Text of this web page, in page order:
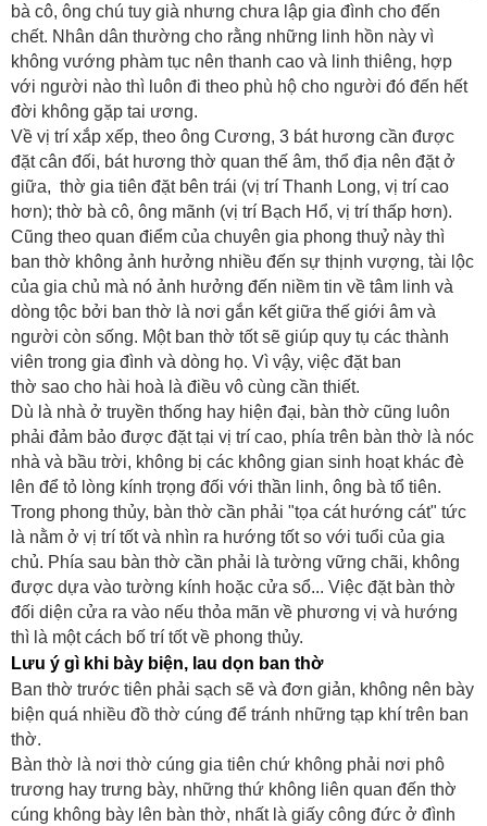
bà cô, ông chú tuy già nhưng chưa lập gia đình cho đến
chết. Nhân dân thường cho rằng những linh hồn này vì
không vướng phàm tục nên thanh cao và linh thiêng, hợp
với người nào thì luôn đi theo phù hộ cho người đó đến hết
đời không gặp tai ương.
Về vị trí xắp xếp, theo ông Cương, 3 bát hương cần được
đặt cân đối, bát hương thờ quan thế âm, thổ địa nên đặt ở
giữa, thờ gia tiên đặt bên trái (vị trí Thanh Long, vị trí cao
hơn); thờ bà cô, ông mãnh (vị trí Bạch Hổ, vị trí thấp hơn).
Cũng theo quan điểm của chuyên gia phong thuỷ này thì
ban thờ không ảnh hưởng nhiều đến sự thịnh vượng, tài lộc
của gia chủ mà nó ảnh hưởng đến niềm tin về tâm linh và
dòng tộc bởi ban thờ là nơi gắn kết giữa thế giới âm và
người còn sống. Một ban thờ tốt sẽ giúp quy tụ các thành
viên trong gia đình và dòng họ. Vì vậy, việc đặt ban
thờ sao cho hài hoà là điều vô cùng cần thiết.
Dù là nhà ở truyền thống hay hiện đại, bàn thờ cũng luôn
phải đảm bảo được đặt tại vị trí cao, phía trên bàn thờ là nóc
nhà và bầu trời, không bị các không gian sinh hoạt khác đè
lên để tỏ lòng kính trọng đối với thần linh, ông bà tổ tiên.
Trong phong thủy, bàn thờ cần phải "tọa cát hướng cát" tức
là nằm ở vị trí tốt và nhìn ra hướng tốt so với tuổi của gia
chủ. Phía sau bàn thờ cần phải là tường vững chãi, không
được dựa vào tường kính hoặc cửa sổ... Việc đặt bàn thờ
đối diện cửa ra vào nếu thỏa mãn về phương vị và hướng
thì là một cách bố trí tốt về phong thủy.
Lưu ý gì khi bày biện, lau dọn ban thờ
Ban thờ trước tiên phải sạch sẽ và đơn giản, không nên bày
biện quá nhiều đồ thờ cúng để tránh những tạp khí trên ban
thờ.
Bàn thờ là nơi thờ cúng gia tiên chứ không phải nơi phô
trương hay trưng bày, những thứ không liên quan đến thờ
cúng không bày lên bàn thờ, nhất là giấy công đức ở đình